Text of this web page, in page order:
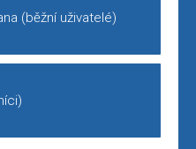
(běžní uživatelé)